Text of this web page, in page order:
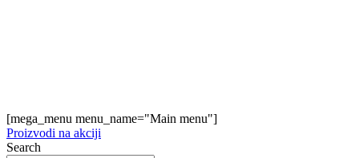
[mega_menu menu_name="Main menu"]
Proizvodi na akciji
Search